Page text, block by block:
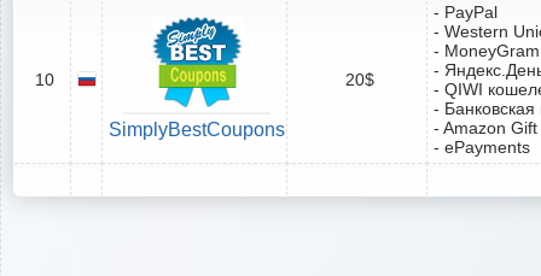
10
SimplyBestCoupons
20$
- PayPal
- Western
- MoneyGram
-
- QIWI
-
- Amazon
- ePayments